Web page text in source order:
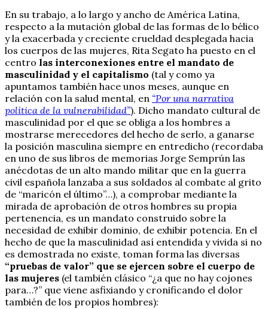
En su trabajo, a lo largo y ancho de América Latina,
respecto a la mutación global de las formas de lo bélico
y la exacerbada y creciente crueldad desplegada hacia
los cuerpos de las mujeres, Rita Segato ha puesto en el
centro las interconexiones entre el mandato de
masculinidad y el capitalismo (tal y como ya
apuntamos también hace unos meses, aunque en
relación con la salud mental, en “Por una narrativa
política de la vulnerabilidad”). Dicho mandato cultural de
masculinidad por el que se obliga a los hombres a
mostrarse merecedores del hecho de serlo, a ganarse
la posición masculina siempre en entredicho (recordaba
en uno de sus libros de memorias Jorge Semprún las
anécdotas de un alto mando militar que en la guerra
civil española lanzaba a sus soldados al combate al grito
de “maricón el último”…), a comprobar mediante la
mirada de aprobación de otros hombres su propia
pertenencia, es un mandato construido sobre la
necesidad de exhibir dominio, de exhibir potencia. En el
hecho de que la masculinidad así entendida y vivida si no
es demostrada no existe, toman forma las diversas
“pruebas de valor” que se ejercen sobre el cuerpo de
las mujeres (el también clásico “¿a que no hay cojones
para…?” que viene asfixiando y cronificando el dolor
también de los propios hombres):